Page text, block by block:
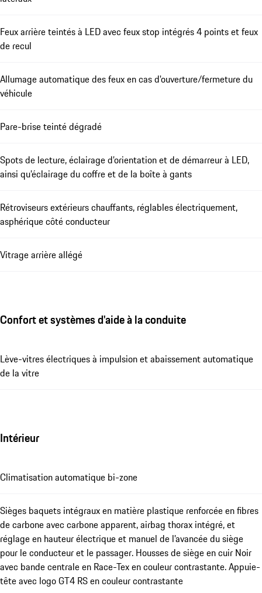
Feux arrière teintés à LED avec feux stop intégrés 4 points et feux
de recul
Allumage automatique des feux en cas d'ouverture/fermeture du
véhicule
Pare-brise teinté dégradé
Spots de lecture, éclairage d’orientation et de démarreur à LED,
ainsi qu’éclairage du coffre et de la boîte à gants
Rétroviseurs extérieurs chauffants, réglables électriquement,
asphérique côté conducteur
Vitrage arrière allégé
Confort et systèmes d'aide à la conduite
Lève-vitres électriques à impulsion et abaissement automatique
de la vitre
Intérieur
Climatisation automatique bi-zone
Sièges baquets intégraux en matière plastique renforcée en fibres
de carbone avec carbone apparent, airbag thorax intégré, et
réglage en hauteur électrique et manuel de l’avancée du siège
pour le conducteur et le passager. Housses de siège en cuir Noir
avec bande centrale en Race-Tex en couleur contrastante. Appuie-
tête avec logo GT4 RS en couleur contrastante